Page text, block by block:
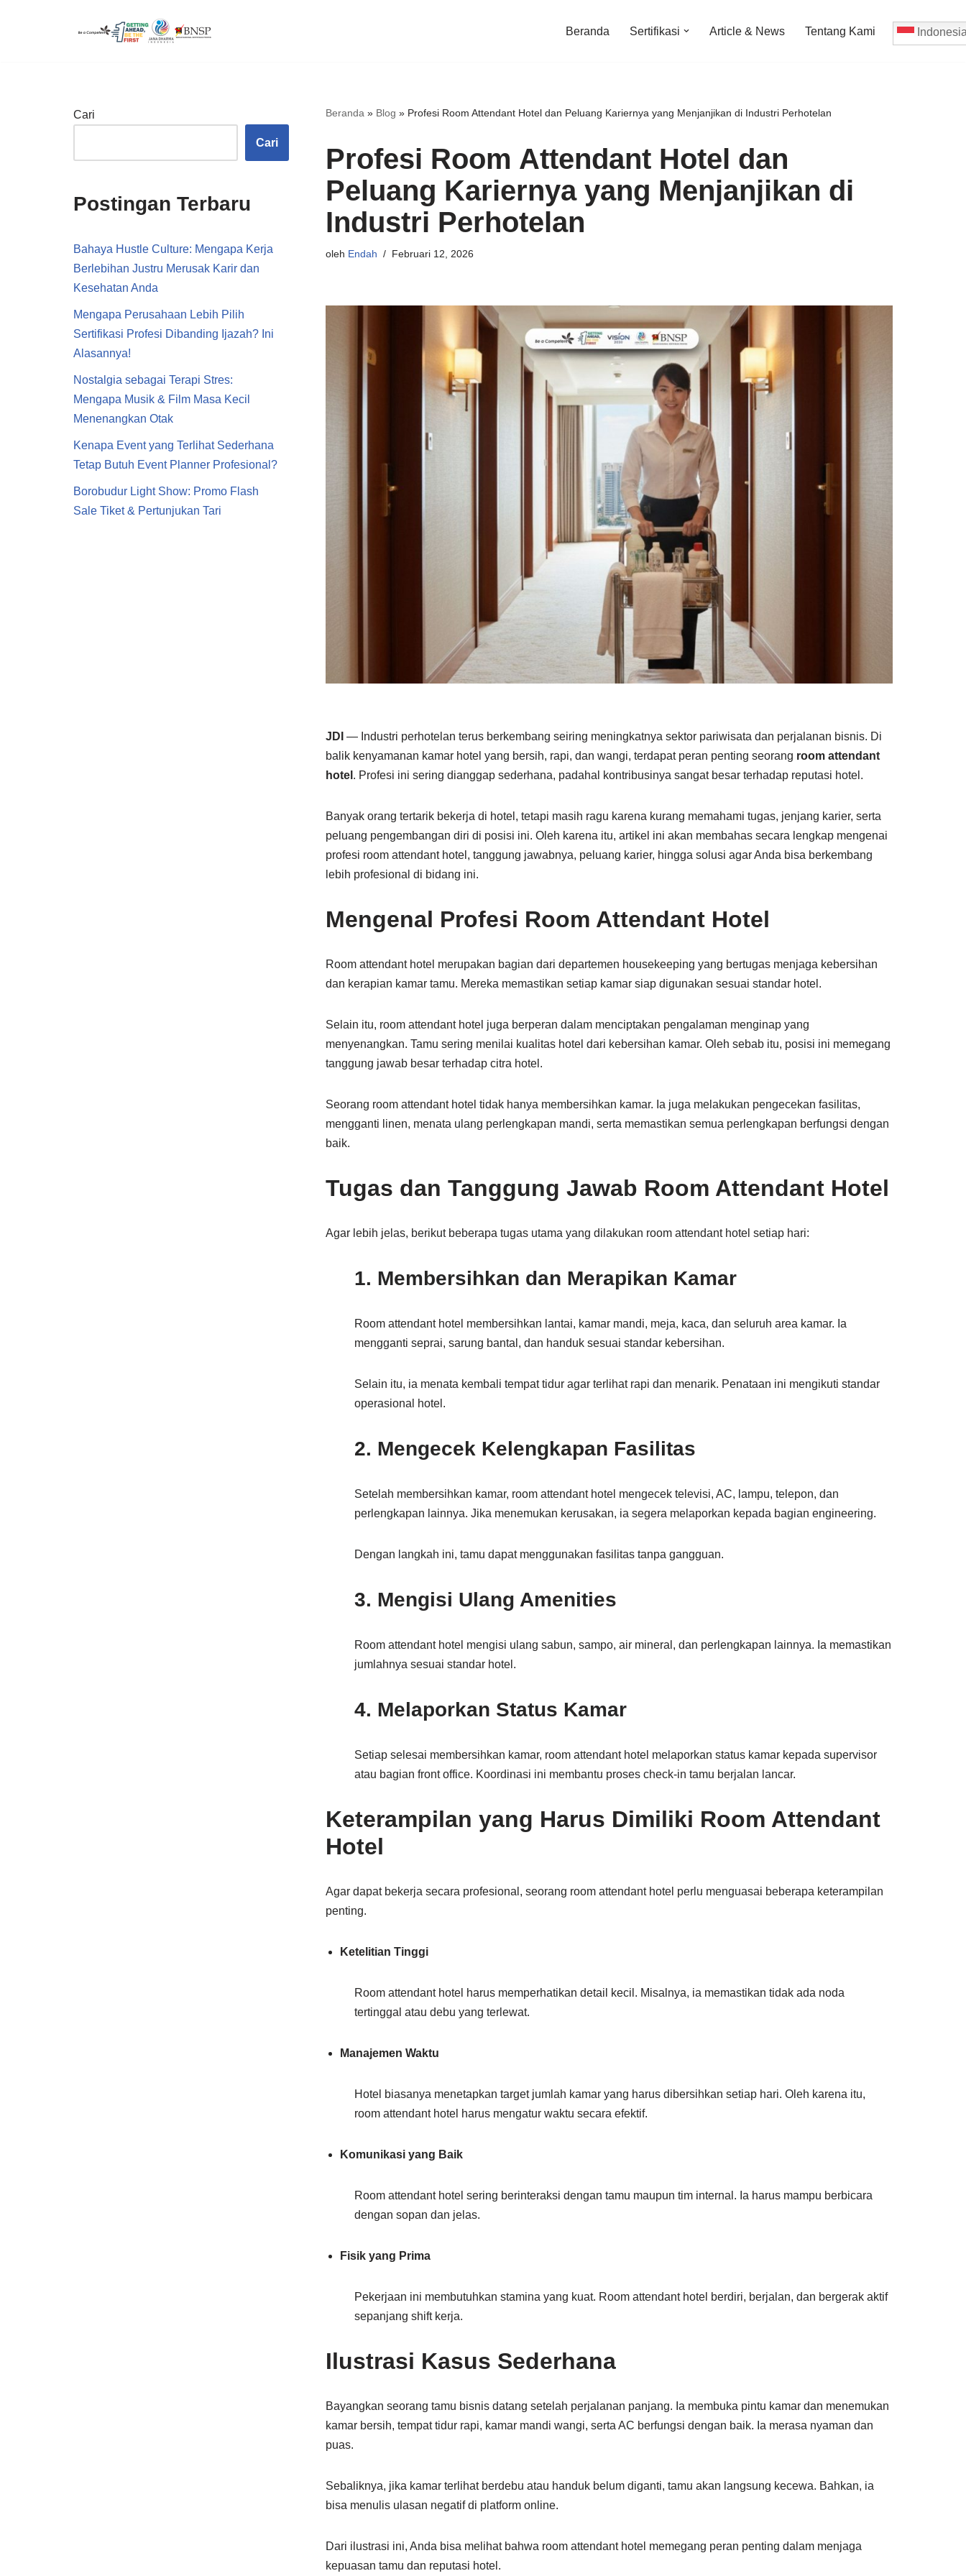
Beranda Sertifikasi Article & News Tentang Kami
Cari
Cari
Postingan Terbaru
Bahaya Hustle Culture: Mengapa Kerja
Berlebihan Justru Merusak Karir dan
Kesehatan Anda
Mengapa Perusahaan Lebih Pilih
Sertifikasi Profesi Dibanding Ijazah? Ini
Alasannya!
Nostalgia sebagai Terapi Stres:
Mengapa Musik & Film Masa Kecil
Menenangkan Otak
Kenapa Event yang Terlihat Sederhana
Tetap Butuh Event Planner Profesional?
Borobudur Light Show: Promo Flash
Sale Tiket & Pertunjukan Tari
Beranda » Blog » Profesi Room Attendant Hotel dan Peluang Kariernya yang Menjanjikan di Industri Perhotelan
Profesi Room Attendant Hotel dan
Peluang Kariernya yang Menjanjikan di
Industri Perhotelan
oleh Endah Februari 12, 2026
JDI — Industri perhotelan terus berkembang seiring meningkatnya sektor pariwisata dan perjalanan bisnis. Di
balik kenyamanan kamar hotel yang bersih, rapi, dan wangi, terdapat peran penting seorang room attendant
hotel . Profesi ini sering dianggap sederhana, padahal kontribusinya sangat besar terhadap reputasi hotel.
Banyak orang tertarik bekerja di hotel, tetapi masih ragu karena kurang memahami tugas, jenjang karier, serta
peluang pengembangan diri di posisi ini. Oleh karena itu, artikel ini akan membahas secara lengkap mengenai
profesi room attendant hotel, tanggung jawabnya, peluang karier, hingga solusi agar Anda bisa berkembang
lebih profesional di bidang ini.
Mengenal Profesi Room Attendant Hotel
Room attendant hotel merupakan bagian dari departemen housekeeping yang bertugas menjaga kebersihan
dan kerapian kamar tamu. Mereka memastikan setiap kamar siap digunakan sesuai standar hotel.
Selain itu, room attendant hotel juga berperan dalam menciptakan pengalaman menginap yang
menyenangkan. Tamu sering menilai kualitas hotel dari kebersihan kamar. Oleh sebab itu, posisi ini memegang
tanggung jawab besar terhadap citra hotel.
Seorang room attendant hotel tidak hanya membersihkan kamar. Ia juga melakukan pengecekan fasilitas,
mengganti linen, menata ulang perlengkapan mandi, serta memastikan semua perlengkapan berfungsi dengan
baik.
Tugas dan Tanggung Jawab Room Attendant Hotel
Agar lebih jelas, berikut beberapa tugas utama yang dilakukan room attendant hotel setiap hari:
1. Membersihkan dan Merapikan Kamar
Room attendant hotel membersihkan lantai, kamar mandi, meja, kaca, dan seluruh area kamar. Ia
mengganti seprai, sarung bantal, dan handuk sesuai standar kebersihan.
Selain itu, ia menata kembali tempat tidur agar terlihat rapi dan menarik. Penataan ini mengikuti standar
operasional hotel.
2. Mengecek Kelengkapan Fasilitas
Setelah membersihkan kamar, room attendant hotel mengecek televisi, AC, lampu, telepon, dan
perlengkapan lainnya. Jika menemukan kerusakan, ia segera melaporkan kepada bagian engineering.
Dengan langkah ini, tamu dapat menggunakan fasilitas tanpa gangguan.
3. Mengisi Ulang Amenities
Room attendant hotel mengisi ulang sabun, sampo, air mineral, dan perlengkapan lainnya. Ia memastikan
jumlahnya sesuai standar hotel.
4. Melaporkan Status Kamar
Setiap selesai membersihkan kamar, room attendant hotel melaporkan status kamar kepada supervisor
atau bagian front office. Koordinasi ini membantu proses check-in tamu berjalan lancar.
Keterampilan yang Harus Dimiliki Room Attendant
Hotel
Agar dapat bekerja secara profesional, seorang room attendant hotel perlu menguasai beberapa keterampilan
penting.
Ketelitian Tinggi
Room attendant hotel harus memperhatikan detail kecil. Misalnya, ia memastikan tidak ada noda
tertinggal atau debu yang terlewat.
Manajemen Waktu
Hotel biasanya menetapkan target jumlah kamar yang harus dibersihkan setiap hari. Oleh karena itu,
room attendant hotel harus mengatur waktu secara efektif.
Komunikasi yang Baik
Room attendant hotel sering berinteraksi dengan tamu maupun tim internal. Ia harus mampu berbicara
dengan sopan dan jelas.
Fisik yang Prima
Pekerjaan ini membutuhkan stamina yang kuat. Room attendant hotel berdiri, berjalan, dan bergerak aktif
sepanjang shift kerja.
Ilustrasi Kasus Sederhana
Bayangkan seorang tamu bisnis datang setelah perjalanan panjang. Ia membuka pintu kamar dan menemukan
kamar bersih, tempat tidur rapi, kamar mandi wangi, serta AC berfungsi dengan baik. Ia merasa nyaman dan
puas.
Sebaliknya, jika kamar terlihat berdebu atau handuk belum diganti, tamu akan langsung kecewa. Bahkan, ia
bisa menulis ulasan negatif di platform online.
Dari ilustrasi ini, Anda bisa melihat bahwa room attendant hotel memegang peran penting dalam menjaga
kepuasan tamu dan reputasi hotel.